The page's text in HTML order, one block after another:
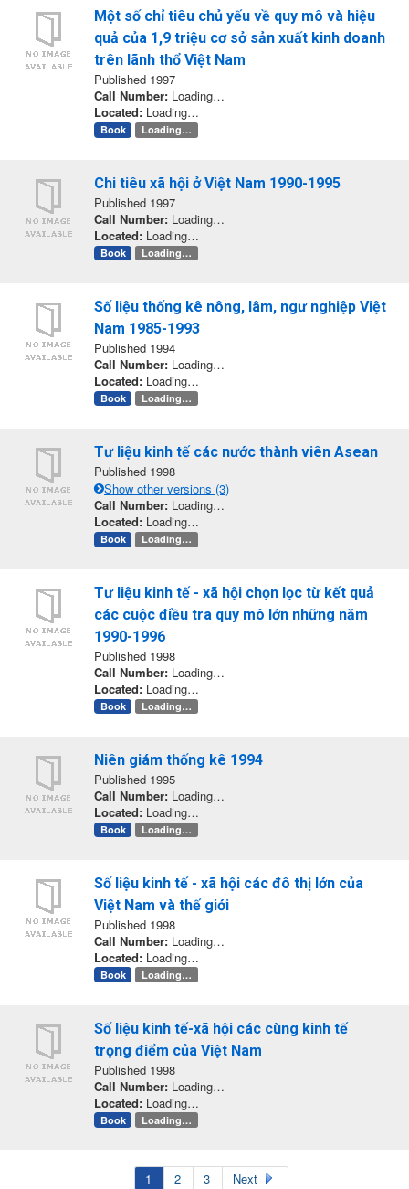
Một số chỉ tiêu chủ yếu về quy mô và hiệu
quả của 1,9 triệu cơ sở sản xuất kinh doanh
trên lãnh thổ Việt Nam
Published 1997
Call Number: Loading…
Located: Loading…
Book Loading…
Chi tiêu xã hội ở Việt Nam 1990-1995
Published 1997
Call Number: Loading…
Located: Loading…
Book Loading…
Số liệu thống kê nông, lâm, ngư nghiệp Việt
Nam 1985-1993
Published 1994
Call Number: Loading…
Located: Loading…
Book Loading…
Tư liệu kinh tế các nước thành viên Asean
Published 1998
Show other versions (3)
Call Number: Loading…
Located: Loading…
Book Loading…
Tư liệu kinh tế - xã hội chọn lọc từ kết quả
các cuộc điều tra quy mô lớn những năm
1990-1996
Published 1998
Call Number: Loading…
Located: Loading…
Book Loading…
Niên giám thống kê 1994
Published 1995
Call Number: Loading…
Located: Loading…
Book Loading…
Số liệu kinh tế - xã hội các đô thị lớn của
Việt Nam và thế giới
Published 1998
Call Number: Loading…
Located: Loading…
Book Loading…
Số liệu kinh tế-xã hội các cùng kinh tế
trọng điểm của Việt Nam
Published 1998
Call Number: Loading…
Located: Loading…
Book Loading…
1 2 3 Next